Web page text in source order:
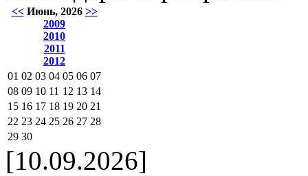
<< Июнь, 2026 >>
2009
2010
2011
2012
01 02 03 04 05 06 07
08 09 10 11 12 13 14
15 16 17 18 19 20 21
22 23 24 25 26 27 28
29 30
[10.09.2026]